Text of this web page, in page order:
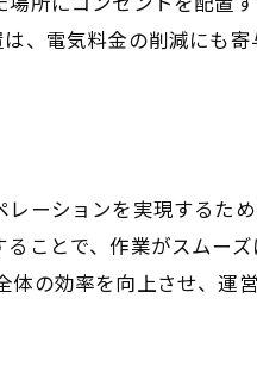
、電気料金の削減にも寄
ーションを実現するた
ことで、作業がスムーズ
の効率を向上させ、運